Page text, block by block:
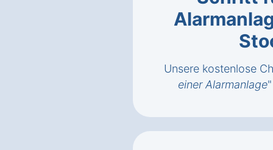
Unsere kostenlose
einer Alarmanlage